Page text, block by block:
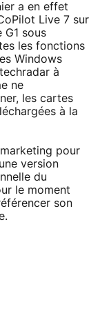
a en effet
Live 7 sur
G1 sous
les fonctions
Windows
à
ne
les cartes
à la
pour
version
du
le moment
son